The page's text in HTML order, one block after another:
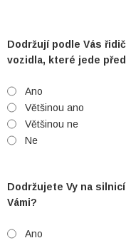
Dodržují podle Vás
vozidla, které jede
Ano
Většinou ano
Většinou ne
Ne
Dodržujete Vy na
Vámi?
Ano